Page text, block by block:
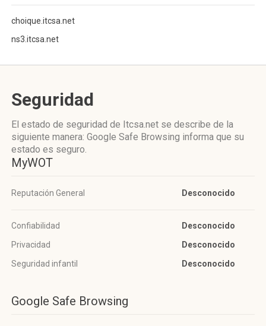
choique.itcsa.net
ns3.itcsa.net
Seguridad
El estado de seguridad de Itcsa.net se describe de la
siguiente manera: Google Safe Browsing informa que su
estado es seguro.
MyWOT
Reputación General Desconocido
Confiabilidad
Desconocido
Privacidad
Desconocido
Seguridad infantil
Desconocido
Google Safe Browsing